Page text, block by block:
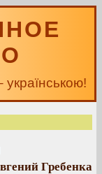
Гребенка